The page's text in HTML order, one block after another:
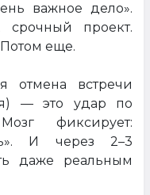
важное дело».
срочный проект.
еще.
отмена встречи
— это удар по
фиксирует:
И через 2–3
даже реальным